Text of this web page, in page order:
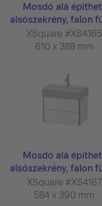
Mosdó alá
alsószekrény, falon
...
XSquare #XS4165
610 x 388 mm
Mosdó alá
alsószekrény, falon
...
XSquare #XS4167
584 x 390 mm